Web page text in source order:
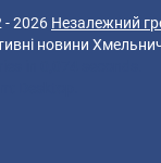
- 2026 Незалежний
новини